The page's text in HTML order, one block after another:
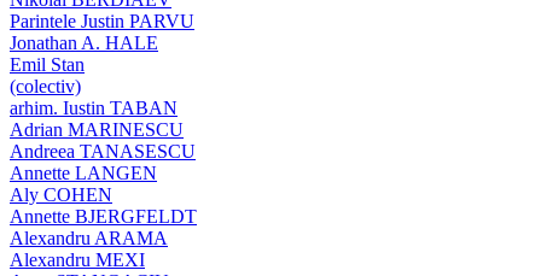
Parintele Justin PARVU
Jonathan A. HALE
Emil Stan
(colectiv)
arhim. Iustin TABAN
Adrian MARINESCU
Andreea TANASESCU
Annette LANGEN
Aly COHEN
Annette BJERGFELDT
Alexandru ARAMA
Alexandru MEXI